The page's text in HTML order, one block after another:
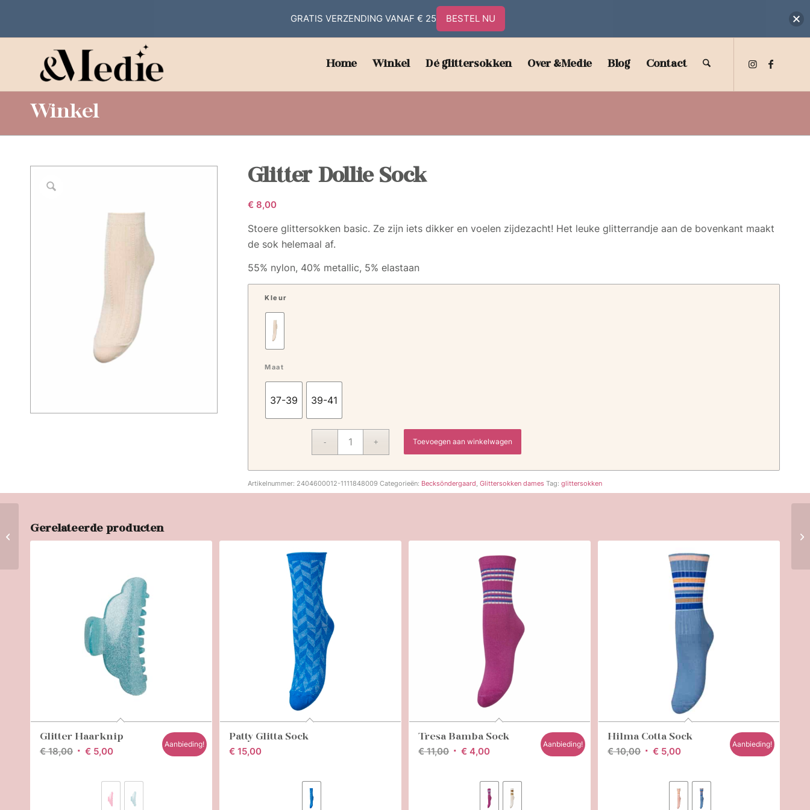
Home Winkel Dé glittersokken Over &Medie Blog Contact
Winkel
Glitter Dollie Sock
€ 8,00
Stoere glittersokken basic. Ze zijn iets dikker en voelen zijdezacht! Het leuke glitterrandje aan de bovenkant maakt
de sok helemaal af.
55% nylon, 40% metallic, 5% elastaan
Kleur
Maat
37-39 39-41
Toevoegen aan winkelwagen
Artikelnummer: 2404600012-1111848009 Categorieën: Becksöndergaard Glittersokken dames Tag: glittersokken
Gerelateerde producten
Glitter Haarknip
€18,00 Oorspronkelijke
€ 5,00Huidige
is:
€ 5,00.
Aanbieding!
Patty Glitta Sock
€ 15,00
Tresa Bamba Sock
€11,00 Oorspronkelijke
€ 4,00Huidige
is:
€ 4,00.
Aanbieding!
Hilma Cotta Sock
€10,00 Oorspronkelijke
€ 10,00.
€ 5,00Huidige
is:
€ 5,00.
Aanbieding!
GRATIS VERZENDING VANAF € 25 BESTEL NU
Je